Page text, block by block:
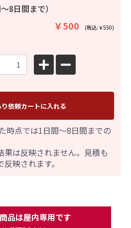
8日間まで）
￥500 (税込:￥550)
依頼カートに入れる
時点では1日間～8日間までの
は反映されません。見積も
映されます。
品は屋内専用です